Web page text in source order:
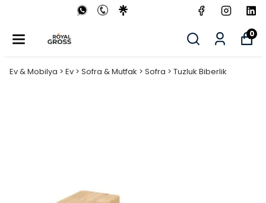
0
Ev & Mobilya > Ev > Sofra & Mutfak > Sofra > Tuzluk Biberlik